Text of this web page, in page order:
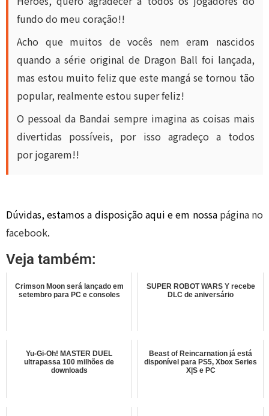
fundo do meu coração!!
Acho que muitos de vocês nem eram nascidos
quando a série original de Dragon Ball foi lançada,
mas estou muito feliz que este mangá se tornou tão
popular, realmente estou super feliz!
O pessoal da Bandai sempre imagina as coisas mais
divertidas possíveis, por isso agradeço a todos
por jogarem!!
Dúvidas, estamos a disposição aqui e em nossa página no
facebook.
Veja também:
Crimson Moon será lançado em
setembro para PC e consoles
SUPER ROBOT WARS Y recebe
DLC de aniversário
Yu-Gi-Oh! MASTER DUEL
ultrapassa 100 milhões de
downloads
Beast of Reincarnation já está
disponível para PS5, Xbox Series
X|S e PC